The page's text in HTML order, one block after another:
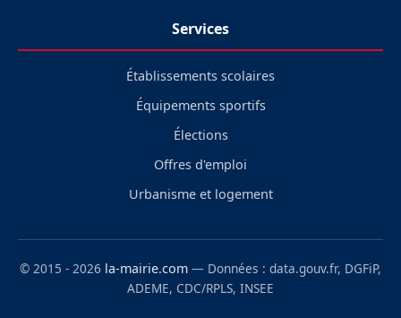
Services
Établissements scolaires
Équipements sportifs
Élections
Offres d'emploi
Urbanisme et logement
© 2015 - 2026 la-mairie.com — Données : data.gouv.fr, DGFiP,
ADEME, CDC/RPLS, INSEE